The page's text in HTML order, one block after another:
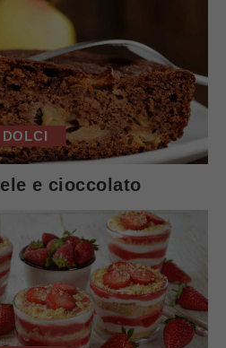
DOLCI
e cioccolato